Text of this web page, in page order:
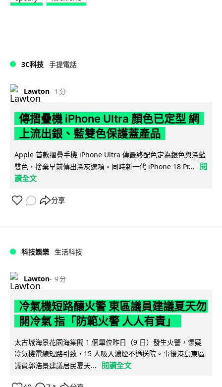
3C科技 手提電話
Lawton 1 分
傳摺疊機 iPhone Ultra 顏色已定型 網
上流出銀、藍雙色保護蓋產品
Apple 首款摺疊手機 iPhone Ultra 傳最終配色定為銀色與深藍
雙色，捨棄早前傳出深灰選項。同時新一代 iPhone 18 Pr...
閱
讀全文
分享
科技娛樂 生活科技
Lawton 9 分
冷氣機短路釀火警 東區議員建議夏天勿
開冷氣 指「防範火警 人人有責」
太古城海景花園海棠閣 1 個單位昨日（9 日）發生火警，懷疑
冷氣機電線短路引致，15 人吸入濃煙不適送院。事後港島東區
議員郭浩景建議居民夏天...
閱讀全文